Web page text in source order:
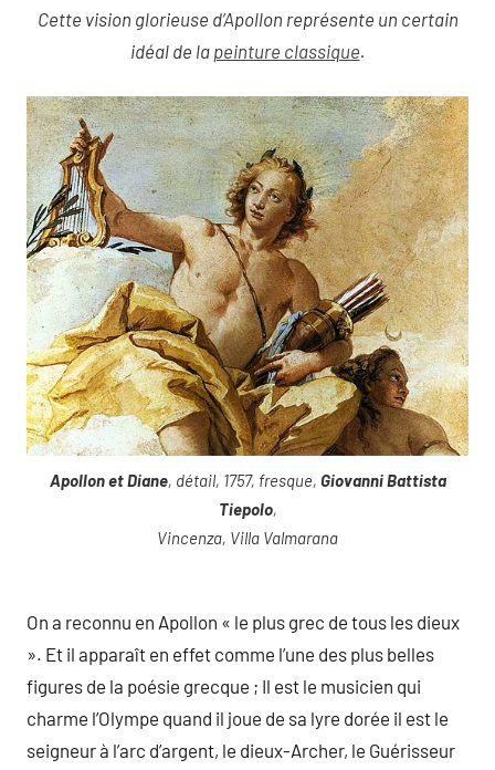
Cette vision glorieuse d’Apollon représente un certain
idéal de la peinture classique.
Apollon et Diane, détail, 1757, fresque, Giovanni Battista
Tiepolo,
Vincenza, Villa Valmarana
On a reconnu en Apollon « le plus grec de tous les dieux
». Et il apparaît en effet comme l’une des plus belles
figures de la poésie grecque ; Il est le musicien qui
charme l’Olympe quand il joue de sa lyre dorée il est le
seigneur à l’arc d’argent, le dieux-Archer, le Guérisseur